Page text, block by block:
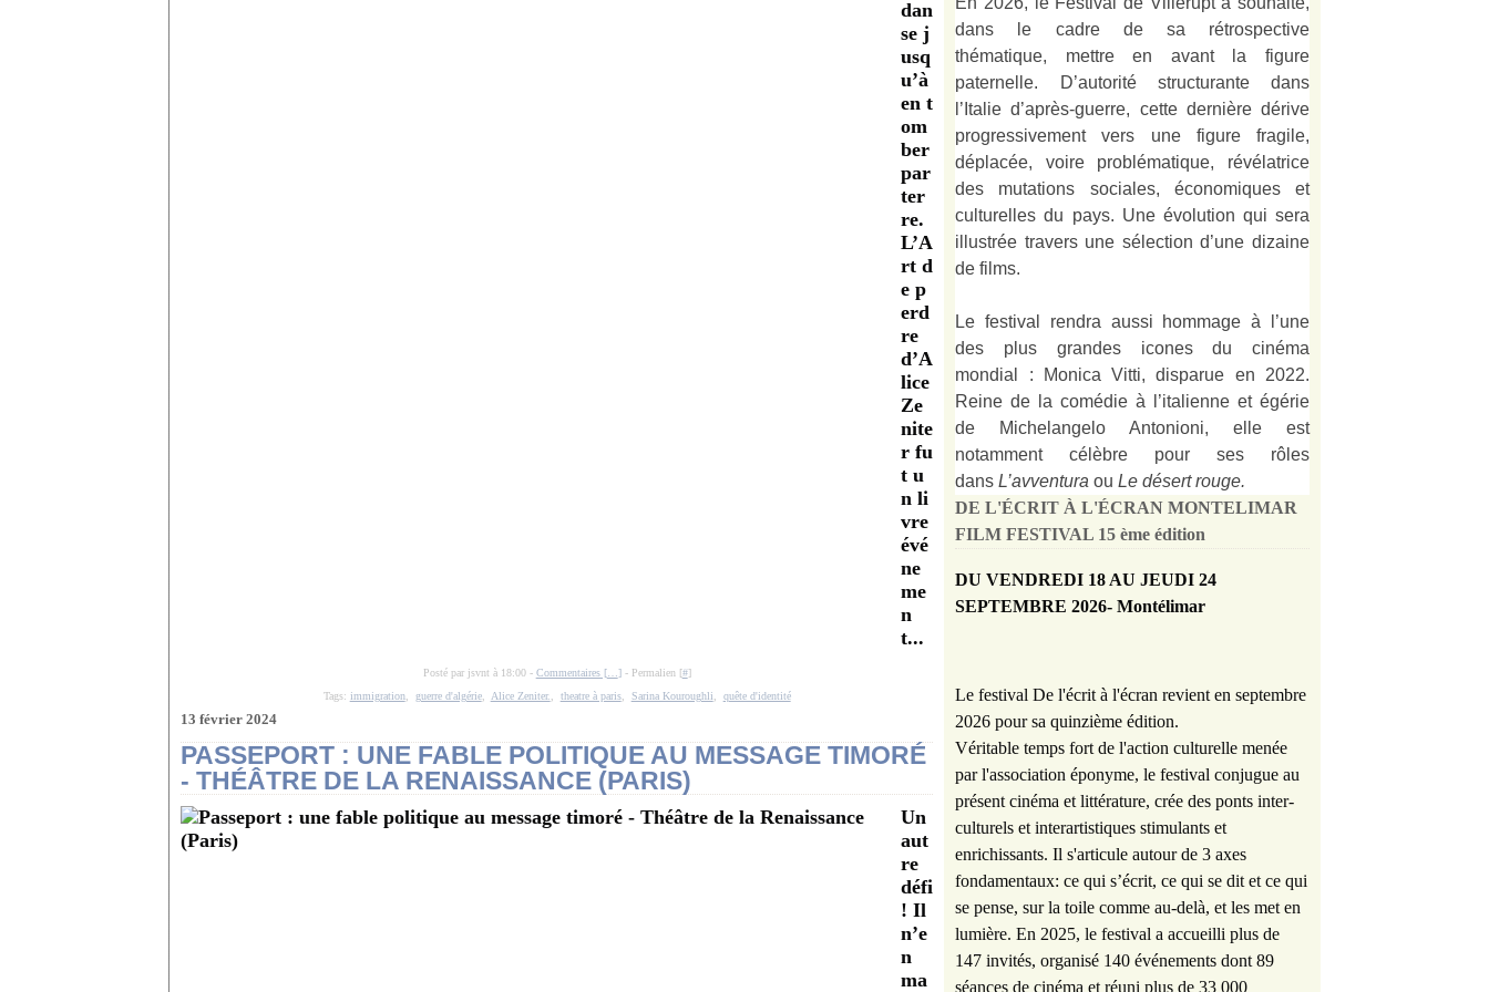
dan
se j
usq
u’à
en t
om
ber
par
ter
re.
L’A
rt d
e p
erd
re
d’A
lice
Ze
nite
r fu
t u
n li
vre
évé
ne
me
n
t...
Posté par jsvnt à 18:00 - Commentaires [… ]- Permalien [#]
Tags: immigration, guerre d'algérie, Alice Zeniter. theatre à paris, Sarina Kouroughli quête d'identité
13 février 2024
PASSEPORT : UNE FABLE POLITIQUE AU MESSAGE TIMORÉ
- THÉÂTRE DE LA RENAISSANCE (PARIS)
Un
aut
re
défi
! Il
n’e
n
ma
dans le cadre de sa rétrospective
thématique, mettre en avant la figure
paternelle. D’autorité structurante dans
l’Italie d’après-guerre, cette dernière dérive
progressivement vers une figure fragile,
déplacée, voire problématique, révélatrice
des mutations sociales, économiques et
culturelles du pays. Une évolution qui sera
illustrée travers une sélection d’une dizaine
de films.
Le festival rendra aussi hommage à l’une
des plus grandes icones du cinéma
mondial : Monica Vitti, disparue en 2022.
Reine de la comédie à l’italienne et égérie
de Michelangelo Antonioni, elle est
notamment célèbre pour ses rôles
dans L’avventura ou Le désert rouge.
DE L'ÉCRIT À L'ÉCRAN MONTELIMAR
FILM FESTIVAL 15 ème édition
DU VENDREDI 18 AU JEUDI 24
SEPTEMBRE 2026- Montélimar
Le festival De l'écrit à l'écran revient en septembre
2026 pour sa quinzième édition.
Véritable temps fort de l'action culturelle menée
par l'association éponyme, le festival conjugue au
présent cinéma et littérature, crée des ponts inter-
culturels et interartistiques stimulants et
enrichissants. Il s'articule autour de 3 axes
fondamentaux: ce qui s’écrit, ce qui se dit et ce qui
se pense, sur la toile comme au-delà, et les met en
lumière. En 2025, le festival a accueilli plus de
147 invités, organisé 140 événements dont 89
séances de cinéma et réuni plus de 33 000